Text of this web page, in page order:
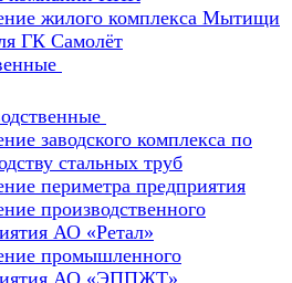
жилого комплекса Мытищи
ГК Самолёт
заводского комплекса по
стальных труб
периметра предприятия
производственного
АО «Ретал»
промышленного
АО «ЭППЖТ»